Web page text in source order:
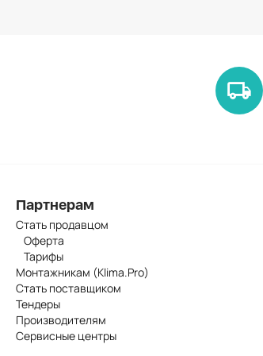
Партнерам
Стать продавцом
Оферта
Тарифы
Монтажникам (Klima.Pro)
Стать поставщиком
Тендеры
Производителям
Сервисные центры